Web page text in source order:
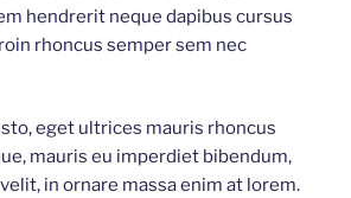
hendrerit neque dapibus cursus
rhoncus semper sem nec
eget ultrices mauris rhoncus
mauris eu imperdiet bibendum,
in ornare massa enim at lorem.